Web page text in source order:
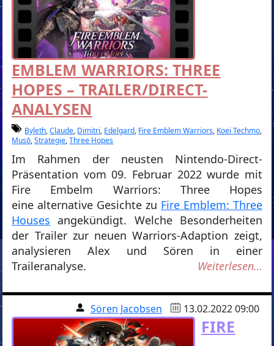
EMBLEM WARRIORS: THREE
HOPES – TRAILER/DIRECT-
ANALYSEN
Byleth,Claude, Dimitri, Edelgard, Fire Emblem Warriors, Koei Techmo,
Musō,Strategie,Three Hopes
Im Rahmen der neusten Nintendo-Direct-
Präsentation vom 09. Februar 2022 wurde mit
Fire Embelm Warriors: Three Hopes
eine alternative Gesichte zu Fire Emblem: Three
Houses angekündigt. Welche Besonderheiten
der Trailer zur neuen Warriors-Adaption zeigt,
analysieren Alex und Sören in einer
Traileranalyse.
Weiterlesen…
Sören Jacobsen 13.02.2022 09:00
FIRE